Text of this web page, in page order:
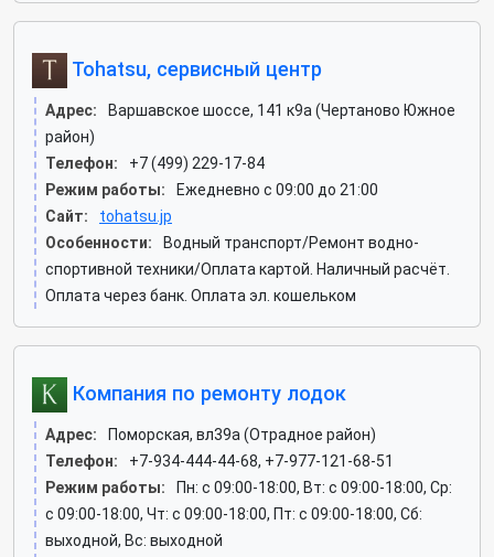
Tohatsu, сервисный центр
Адрес:
Варшавское шоссе, 141 к9а (Чертаново Южное
район)
Телефон:
+7 (499) 229-17-84
Режим работы:
Ежедневно с 09:00 до 21:00
Сайт:
tohatsu.jp
Особенности:
Водный транспорт/Ремонт водно-
спортивной техники/Оплата картой. Наличный расчёт.
Оплата через банк. Оплата эл. кошельком
Компания по ремонту лодок
Адрес:
Поморская, вл39а (Отрадное район)
Телефон:
+7-934-444-44-68, +7-977-121-68-51
Режим работы:
Пн: c 09:00-18:00, Вт: c 09:00-18:00, Ср:
c 09:00-18:00, Чт: c 09:00-18:00, Пт: c 09:00-18:00, Сб:
выходной, Вс: выходной